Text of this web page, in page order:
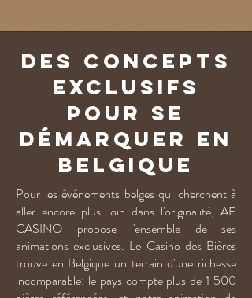
Des concepts
exclusifs
pour se
démarquer en
Belgique
Pour les événements belges qui cherchent à
aller encore plus loin dans l'originalité, AE
CASINO propose l'ensemble de ses
animations exclusives. Le Casino des Bières
trouve en Belgique un terrain d'une richesse
incomparable: le pays compte plus de 1 500